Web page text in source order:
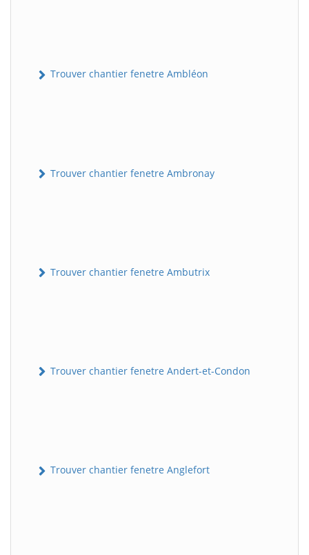
Trouver chantier fenetre Ambléon
Trouver chantier fenetre Ambronay
Trouver chantier fenetre Ambutrix
Trouver chantier fenetre Andert-et-Condon
Trouver chantier fenetre Anglefort